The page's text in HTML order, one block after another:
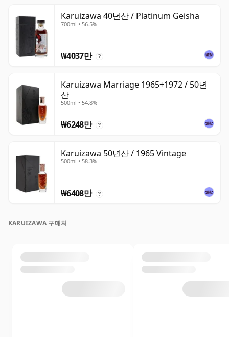
Karuizawa 40년산 / Platinum Geisha
700ml • 56.5%
₩4037만 ?
Karuizawa Marriage 1965+1972 / 50년
산
500ml • 54.8%
₩6248만 ?
Karuizawa 50년산 / 1965 Vintage
500ml • 58.3%
₩6408만 ?
KARUIZAWA 구매처